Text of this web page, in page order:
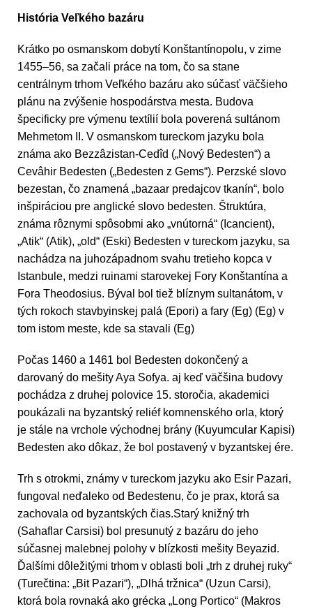
História Veľkého bazáru
Krátko po osmanskom dobytí Konštantínopolu, v zime
1455–56, sa začali práce na tom, čo sa stane
centrálnym trhom Veľkého bazáru ako súčasť väčšieho
plánu na zvýšenie hospodárstva mesta. Budova
špecificky pre výmenu textílií bola poverená sultánom
Mehmetom II. V osmanskom tureckom jazyku bola
známa ako Bezzâzistan-Cedîd („Nový Bedesten“) a
Cevâhir Bedesten („Bedesten z Gems“). Perzské slovo
bezestan, čo znamená „bazaar predajcov tkanín“, bolo
inšpiráciou pre anglické slovo bedesten. Štruktúra,
známa rôznymi spôsobmi ako „vnútorná“ (Icancient),
„Atik“ (Atik), „old“ (Eski) Bedesten v tureckom jazyku, sa
nachádza na juhozápadnom svahu tretieho kopca v
Istanbule, medzi ruinami starovekej Fory Konštantína a
Fora Theodosius. Býval bol tiež blíznym sultanátom, v
tých rokoch stavbyinskej palá (Epori) a fary (Eg) (Eg) v
tom istom meste, kde sa stavali (Eg)
Počas 1460 a 1461 bol Bedesten dokončený a
darovaný do mešity Aya Sofya. aj keď väčšina budovy
pochádza z druhej polovice 15. storočia, akademici
poukázali na byzantský reliéf komnenského orla, ktorý
je stále na vrchole východnej brány (Kuyumcular Kapisi)
Bedesten ako dôkaz, že bol postavený v byzantskej ére.
Trh s otrokmi, známy v tureckom jazyku ako Esir Pazari,
fungoval neďaleko od Bedestenu, čo je prax, ktorá sa
zachovala od byzantských čias.Starý knižný trh
(Sahaflar Carsisi) bol presunutý z bazáru do jeho
súčasnej malebnej polohy v blízkosti mešity Beyazid.
Ďalšími dôležitými trhom v oblasti boli „trh z druhej ruky“
(Turečtina: „Bit Pazari“), „Dlhá tržnica“ (Uzun Carsi),
ktorá bola rovnaká ako grécka „Long Portico“ (Makros